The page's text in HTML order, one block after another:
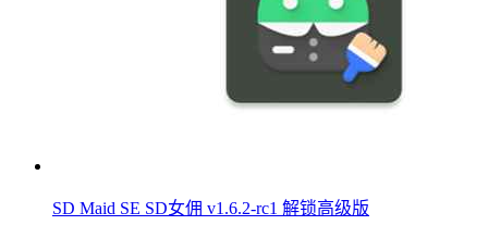
SD Maid SE SD女佣 v1.6.2-rc1 解锁高级版